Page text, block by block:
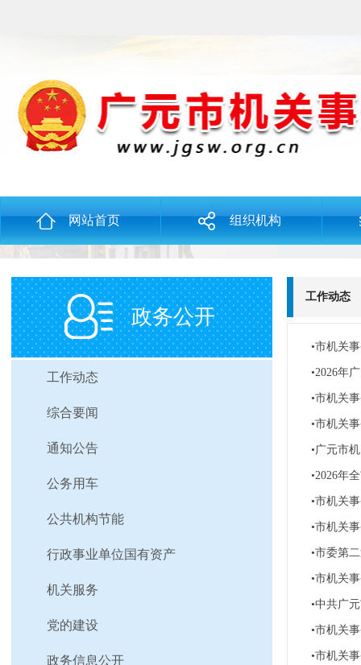
网站首页 组织机构
政务公开
工作动态
综合要闻
通知公告
公务用车
公共机构节能
行政事业单位国有资产
机关服务
党的建设
政务信息公开
工作动态
•市机关
•2026年
•市机关
•市机关
•广元市
•2026年
•市机关
•市机关
•市委第
•市机关
•中共广
•市机关
•市机关